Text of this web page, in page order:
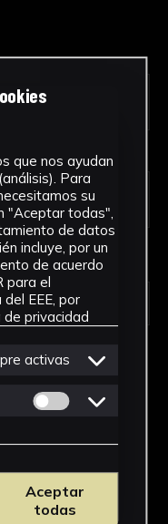
a*
(pequeña)
que nos ayudan
Para
su
"Aceptar todas",
de datos
incluye, por un
de acuerdo
para el
EEE, por
de privacidad
activas
Permitir cookies
Aceptar
todas